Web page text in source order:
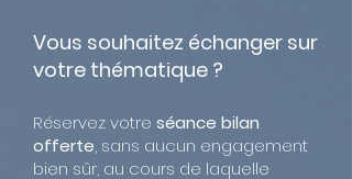
Vous souhaitez échanger sur
votre thématique ?
Réservez votre séance bilan
offerte, sans aucun engagement
bien sûr, au cours de laquelle